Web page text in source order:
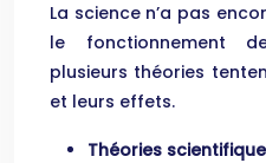
La science n’a pas
le fonctionnement
plusieurs théories
et leurs effets.
Théories